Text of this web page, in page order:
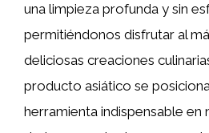
una limpieza profunda y sin
permitiéndonos disfrutar al
deliciosas creaciones
producto asiático se
herramienta indispensable en